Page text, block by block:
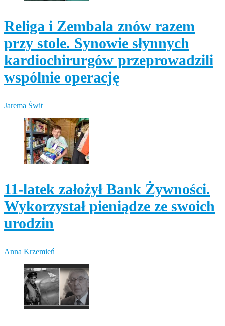
Religa i Zembala znów razem
przy stole. Synowie słynnych
kardiochirurgów przeprowadzili
wspólnie operację
Jarema Świt
11-latek założył Bank Żywności.
Wykorzystał pieniądze ze swoich
urodzin
Anna Krzemień